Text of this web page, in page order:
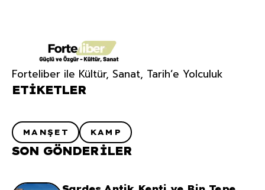
Forteliber ile Kültür, Sanat, Tarih’e Yolculuk
ETIKETLER
MANŞET KAMP
SON GÖNDERILER